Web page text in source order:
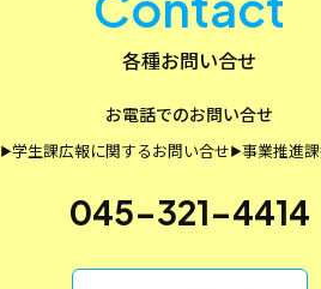
各種お問い合せ
お電話でのお問い合せ
▶学生課広報に関するお問い合せ▶事業推進課
045-321-4414